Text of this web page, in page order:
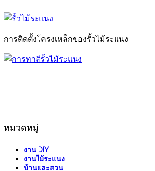
การติดตั้งโครงเหล็กของรั้วไม้ระแนง
หมวดหมู่
งาน DIY
งานไม้ระแนง
บ้านและสวน